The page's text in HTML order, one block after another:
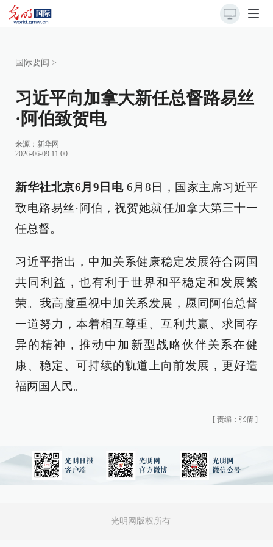
国际要闻 >
习近平向加拿大新任总督路易丝
·阿伯致贺电
来源： 新华网
2026-06-09 11:00
新华社北京6月9日电 6月8日，国家主席习近平
致电路易丝·阿伯，祝贺她就任加拿大第三十一
任总督。
习近平指出，中加关系健康稳定发展符合两国
共同利益，也有利于世界和平稳定和发展繁
荣。我高度重视中加关系发展，愿同阿伯总督
一道努力，本着相互尊重、互利共赢、求同存
异的精神，推动中加新型战略伙伴关系在健
康、稳定、可持续的轨道上向前发展，更好造
福两国人民。
[ 责编：张倩 ]
光明网版权所有